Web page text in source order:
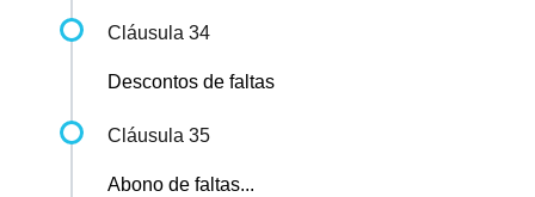
Cláusula 34
Descontos de faltas
Cláusula 35
Abono de faltas...